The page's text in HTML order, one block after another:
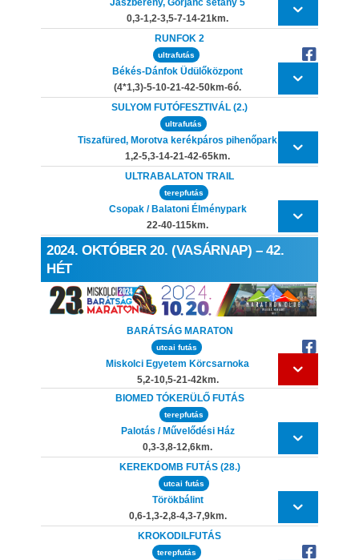
Jászberény, Gorjanc sétány 5
0,3-1,2-3,5-7-14-21km.
RUNFOK 2
ultrafutás
Békés-Dánfok Üdülőközpont
(4*1,3)-5-10-21-42-50km-6ó.
SULYOM FUTÓFESZTIVÁL (2.)
ultrafutás
Tiszafüred, Morotva kerékpáros pihenőpark
1,2-5,3-14-21-42-65km.
ULTRABALATON TRAIL
terepfutás
Csopak / Balatoni Élménypark
22-40-115km.
2024. OKTÓBER 20. (VASÁRNAP) – 42.
HÉT
BARÁTSÁG MARATON
utcai futás
Miskolci Egyetem Körcsarnoka
5,2-10,5-21-42km.
BIOMED TÓKERÜLŐ FUTÁS
terepfutás
Palotás / Művelődési Ház
0,3-3,8-12,6km.
KEREKDOMB FUTÁS (28.)
utcai futás
Törökbálint
0,6-1,3-2,8-4,3-7,9km.
KROKODILFUTÁS
terepfutás